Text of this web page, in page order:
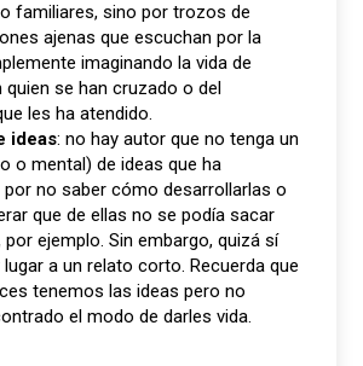
familiares, sino por trozos de
ajenas que escuchan por la
imaginando la vida de
quien se han cruzado o del
les ha atendido.
ideas: no hay autor que no tenga un
o mental) de ideas que ha
no saber cómo desarrollarlas o
que de ellas no se podía sacar
por ejemplo. Sin embargo, quizá sí
lugar a un relato corto. Recuerda que
tenemos las ideas pero no
el modo de darles vida.